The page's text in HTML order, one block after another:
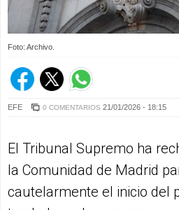
Foto: Archivo.
EFE 0 COMENTARIOS 21/01/2026 - 18:15
El Tribunal Supremo ha
la Comunidad de Madrid
cautelarmente el inicio del